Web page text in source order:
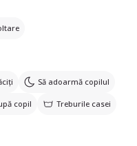
Să adoarmă copilul
copil Treburile casei